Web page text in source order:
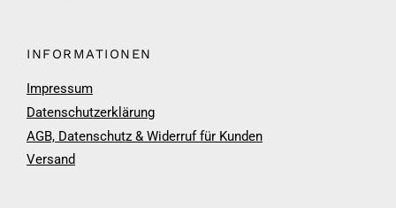
INFORMATIONEN
Impressum
Datenschutzerklärung
AGB, Datenschutz & Widerruf für Kunden
Versand